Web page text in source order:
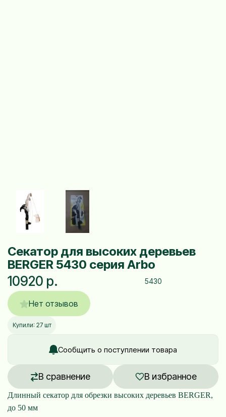
Нет отзывов
Купили: 27 шт
Сообщить о поступлении товара
В сравнение В избранное
Секатор для высоких деревьев
BERGER 5430 серия Arbo
10920 р. 5430
Длинный секатор для обрезки высоких деревьев BERGER,
до 50 мм